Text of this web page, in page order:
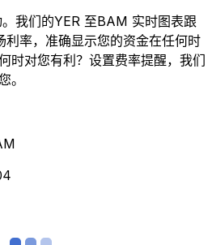
我们的YER 至BAM 实时图表跟
利率，准确显示您的资金在任何时
时对您有利？设置费率提醒，我们
。